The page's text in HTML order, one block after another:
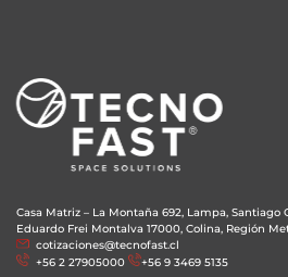
Casa Matriz – La Montaña 692, Lampa, Santiago
Eduardo Frei Montalva 17000, Colina, Región
cotizaciones@tecnofast.cl
+56 2 27905000
+56 9 3469 5135